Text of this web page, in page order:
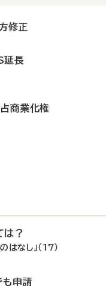
方修正
延長
商業化権
は？
なし」（17）
申請